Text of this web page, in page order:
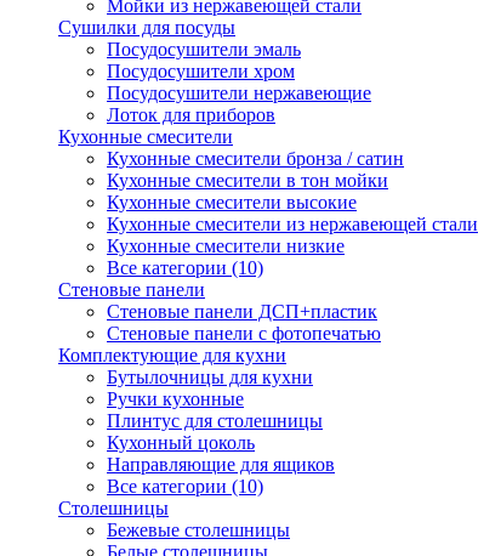
Мойки из нержавеющей стали
Сушилки для посуды
Посудосушители эмаль
Посудосушители хром
Посудосушители нержавеющие
Лоток для приборов
Кухонные смесители
Кухонные смесители бронза / сатин
Кухонные смесители в тон мойки
Кухонные смесители высокие
Кухонные смесители из нержавеющей стали
Кухонные смесители низкие
Все категории (10)
Стеновые панели
Стеновые панели ДСП+пластик
Стеновые панели с фотопечатью
Комплектующие для кухни
Бутылочницы для кухни
Ручки кухонные
Плинтус для столешницы
Кухонный цоколь
Направляющие для ящиков
Все категории (10)
Столешницы
Бежевые столешницы
Белые столешницы